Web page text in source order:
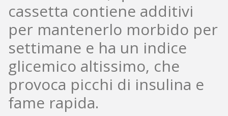
cassetta contiene additivi
per mantenerlo morbido per
settimane e ha un indice
glicemico altissimo, che
provoca picchi di insulina e
fame rapida.